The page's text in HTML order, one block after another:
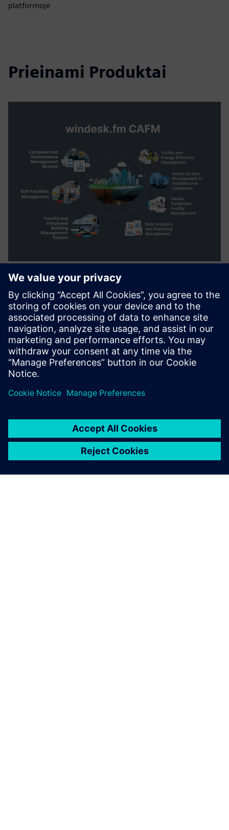
platformoje
Prieinami Produktai
windesk.fm Computer Aided
Facility Management Solution
planuoti, vykdyti ir stebėti visą veiklą, susijusią su
priežiūra, darbo vieta, turto valdymu, veiklos objektų
paslaugomis ir klientų aptarnavimu.
Sužinokite daugiau